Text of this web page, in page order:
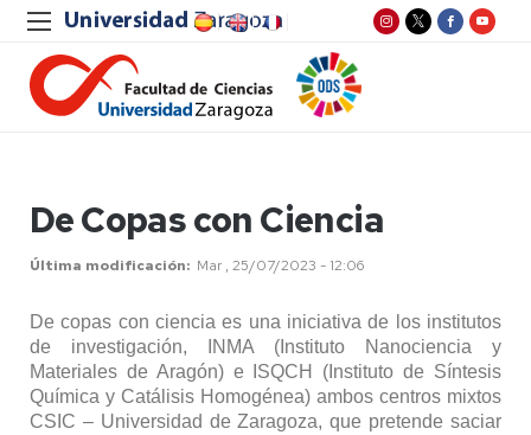
De Copas con Ciencia
Última modificación Mar , 25/07/2023 - 12:06
De copas con ciencia es una iniciativa de los institutos
de investigación, INMA (Instituto Nanociencia y
Materiales de Aragón) e ISQCH (Instituto de Síntesis
Química y Catálisis Homogénea) ambos centros mixtos
CSIC – Universidad de Zaragoza, que pretende saciar